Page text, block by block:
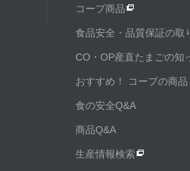
コープ商品
食品安全・品質保証の取
CO・OP産直たまごの知
おすすめ！ コープの商品
食の安全Q&A
商品Q&A
生産情報検索